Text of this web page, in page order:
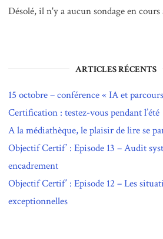
Désolé, il n'y a aucun sondage en
ARTICLES RÉCENTS
15 octobre – conférence « IA et
Certification : testez-vous pendant l’été
A la médiathèque, le plaisir de lire se
Objectif Certif’ : Episode 13 – Audit
encadrement
Objectif Certif’ : Episode 12 – Les
exceptionnelles